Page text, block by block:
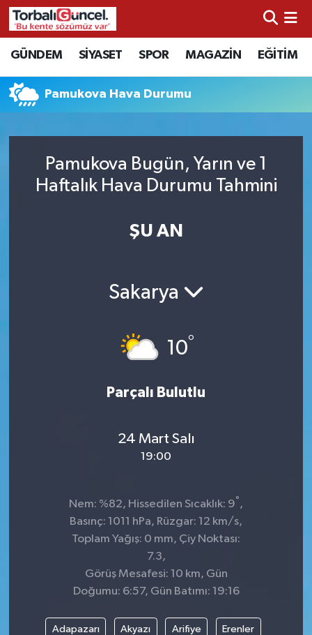
GÜNDEM SİYASET SPOR MAGAZİN EĞİTİM
Pamukova Hava Durumu
Pamukova Bugün, Yarın ve 1
Haftalık Hava Durumu Tahmini
ŞU AN
Sakarya
10°
Parçalı Bulutlu
24 Mart Salı
19:00
Nem: %82, Hissedilen Sıcaklık: 9° ,
Basınç: 1011 hPa, Rüzgar: 12 km/s,
Toplam Yağış: 0 mm, Çiy Noktası:
7.3,
Görüş Mesafesi: 10 km, Gün
Doğumu: 6:57, Gün Batımı: 19:16
Adapazarı Akyazı Arifiye Erenler
İzmir Nöbetçi Eczaneler
İzmir Hava Durumu
İzmir Trafik Yoğunluk Haritası
Süper Lig Puan Durumu ve Fikstür